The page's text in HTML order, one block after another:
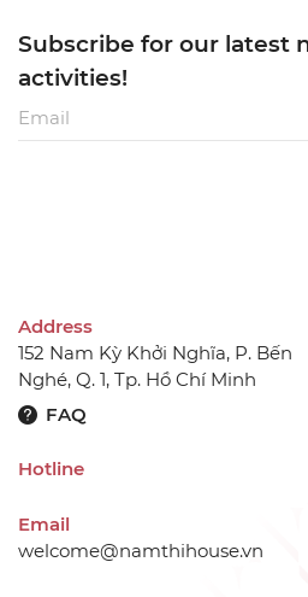
Address
152 Nam Kỳ Khởi Nghĩa, P. Bến
Nghé, Q. 1, Tp. Hồ Chí Minh
FAQ
Hotline
Email
welcome@namthihouse.vn
Subscribe for our latest
activities!